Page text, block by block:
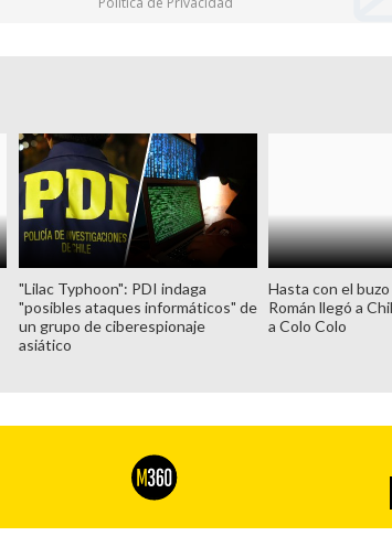
"Lilac Typhoon": PDI indaga
"posibles ataques informáticos" de
un grupo de ciberespionaje
asiático
Hasta con el
Román llegó a
a Colo Colo